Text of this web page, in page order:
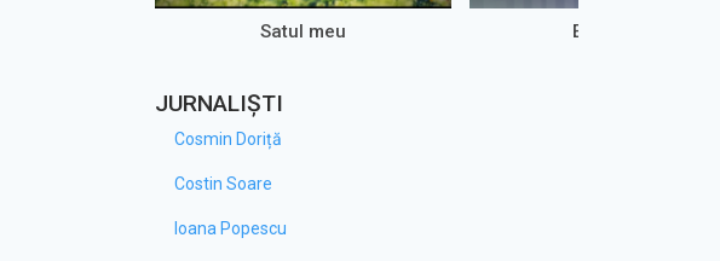
Satul meu Educație 9
JURNALIȘTI
Cosmin Doriță
Costin Soare
Ioana Popescu